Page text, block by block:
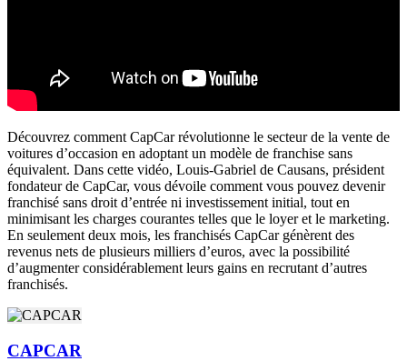
Découvrez comment CapCar révolutionne le secteur de la vente de
voitures d’occasion en adoptant un modèle de franchise sans
équivalent. Dans cette vidéo, Louis-Gabriel de Causans, président
fondateur de CapCar, vous dévoile comment vous pouvez devenir
franchisé sans droit d’entrée ni investissement initial, tout en
minimisant les charges courantes telles que le loyer et le marketing.
En seulement deux mois, les franchisés CapCar génèrent des
revenus nets de plusieurs milliers d’euros, avec la possibilité
d’augmenter considérablement leurs gains en recrutant d’autres
franchisés.
CAPCAR